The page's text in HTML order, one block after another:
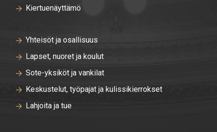
Kiertuenäyttämö
Yhteisöt ja osallisuus
Lapset, nuoret ja koulut
Sote-yksiköt ja vankilat
Keskustelut, työpajat ja kulissikierrokset
Lahjoita ja tue